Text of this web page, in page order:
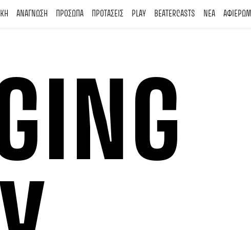
ΑΝΑΓΝΩΣΗ ΠΡΟΣΩΠΑ ΠΡΟΤΑΣΕΙΣ PLAY BEATERCASTS ΝΕΑ